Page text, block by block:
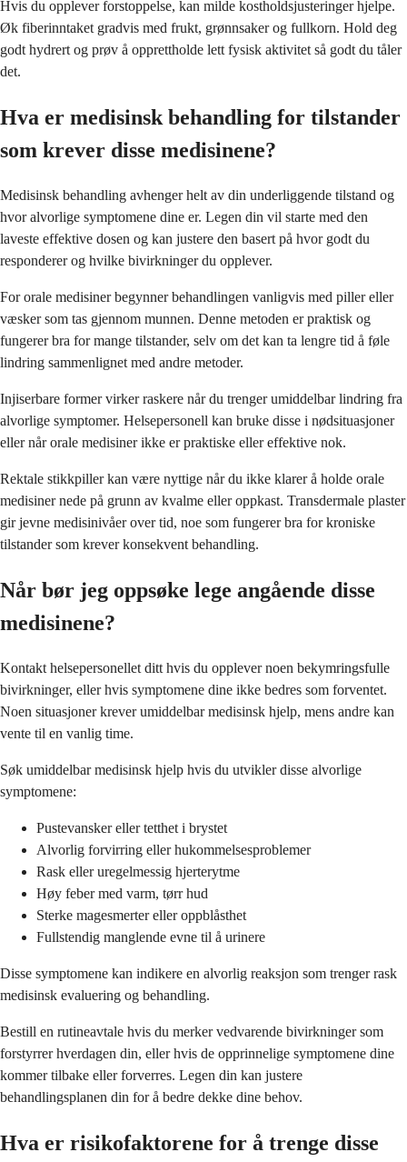
Hvis du opplever forstoppelse, kan milde kostholdsjusteringer hjelpe.
Øk fiberinntaket gradvis med frukt, grønnsaker og fullkorn. Hold deg
godt hydrert og prøv å opprettholde lett fysisk aktivitet så godt du tåler
det.
Hva er medisinsk behandling for tilstander
som krever disse medisinene?
Medisinsk behandling avhenger helt av din underliggende tilstand og
hvor alvorlige symptomene dine er. Legen din vil starte med den
laveste effektive dosen og kan justere den basert på hvor godt du
responderer og hvilke bivirkninger du opplever.
For orale medisiner begynner behandlingen vanligvis med piller eller
væsker som tas gjennom munnen. Denne metoden er praktisk og
fungerer bra for mange tilstander, selv om det kan ta lengre tid å føle
lindring sammenlignet med andre metoder.
Injiserbare former virker raskere når du trenger umiddelbar lindring fra
alvorlige symptomer. Helsepersonell kan bruke disse i nødsituasjoner
eller når orale medisiner ikke er praktiske eller effektive nok.
Rektale stikkpiller kan være nyttige når du ikke klarer å holde orale
medisiner nede på grunn av kvalme eller oppkast. Transdermale plaster
gir jevne medisinivåer over tid, noe som fungerer bra for kroniske
tilstander som krever konsekvent behandling.
Når bør jeg oppsøke lege angående disse
medisinene?
Kontakt helsepersonellet ditt hvis du opplever noen bekymringsfulle
bivirkninger, eller hvis symptomene dine ikke bedres som forventet.
Noen situasjoner krever umiddelbar medisinsk hjelp, mens andre kan
vente til en vanlig time.
Søk umiddelbar medisinsk hjelp hvis du utvikler disse alvorlige
symptomene:
Pustevansker eller tetthet i brystet
Alvorlig forvirring eller hukommelsesproblemer
Rask eller uregelmessig hjerterytme
Høy feber med varm, tørr hud
Sterke magesmerter eller oppblåsthet
Fullstendig manglende evne til å urinere
Disse symptomene kan indikere en alvorlig reaksjon som trenger rask
medisinsk evaluering og behandling.
Bestill en rutineavtale hvis du merker vedvarende bivirkninger som
forstyrrer hverdagen din, eller hvis de opprinnelige symptomene dine
kommer tilbake eller forverres. Legen din kan justere
behandlingsplanen din for å bedre dekke dine behov.
Hva er risikofaktorene for å trenge disse